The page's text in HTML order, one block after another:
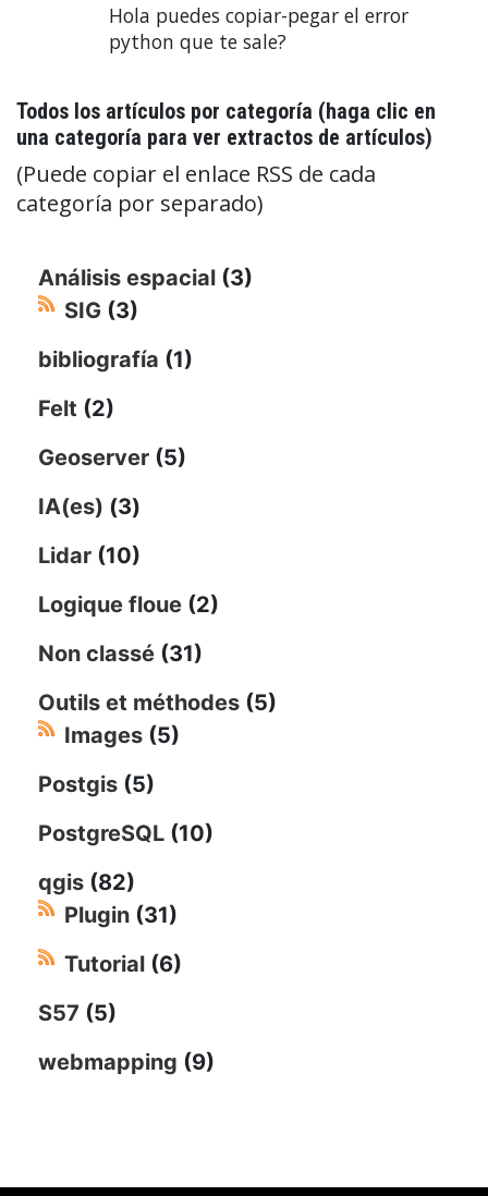
Hola puedes copiar-pegar el error
python que te sale?
Todos los artículos por categoría (haga clic en
una categoría para ver extractos de artículos)
(Puede copiar el enlace RSS de cada
categoría por separado)
Análisis espacial (3)
SIG (3)
bibliografía (1)
Felt (2)
Geoserver (5)
IA(es) (3)
Lidar (10)
Logique floue (2)
Non classé (31)
Outils et méthodes (5)
Images (5)
Postgis (5)
PostgreSQL (10)
qgis (82)
Plugin (31)
Tutorial (6)
S57 (5)
webmapping (9)